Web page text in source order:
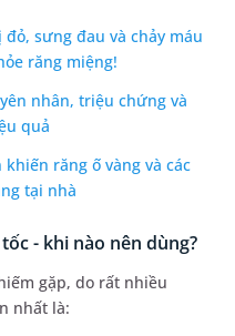
sưng đau và chảy máu
răng miệng!
nhân, triệu chứng và
quả
khiến răng ố vàng và các
tại nhà
- khi nào nên dùng?
gặp, do rất nhiều
nhất là: